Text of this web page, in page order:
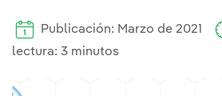
Publicación: Marzo de 2021
lectura: 3 minutos